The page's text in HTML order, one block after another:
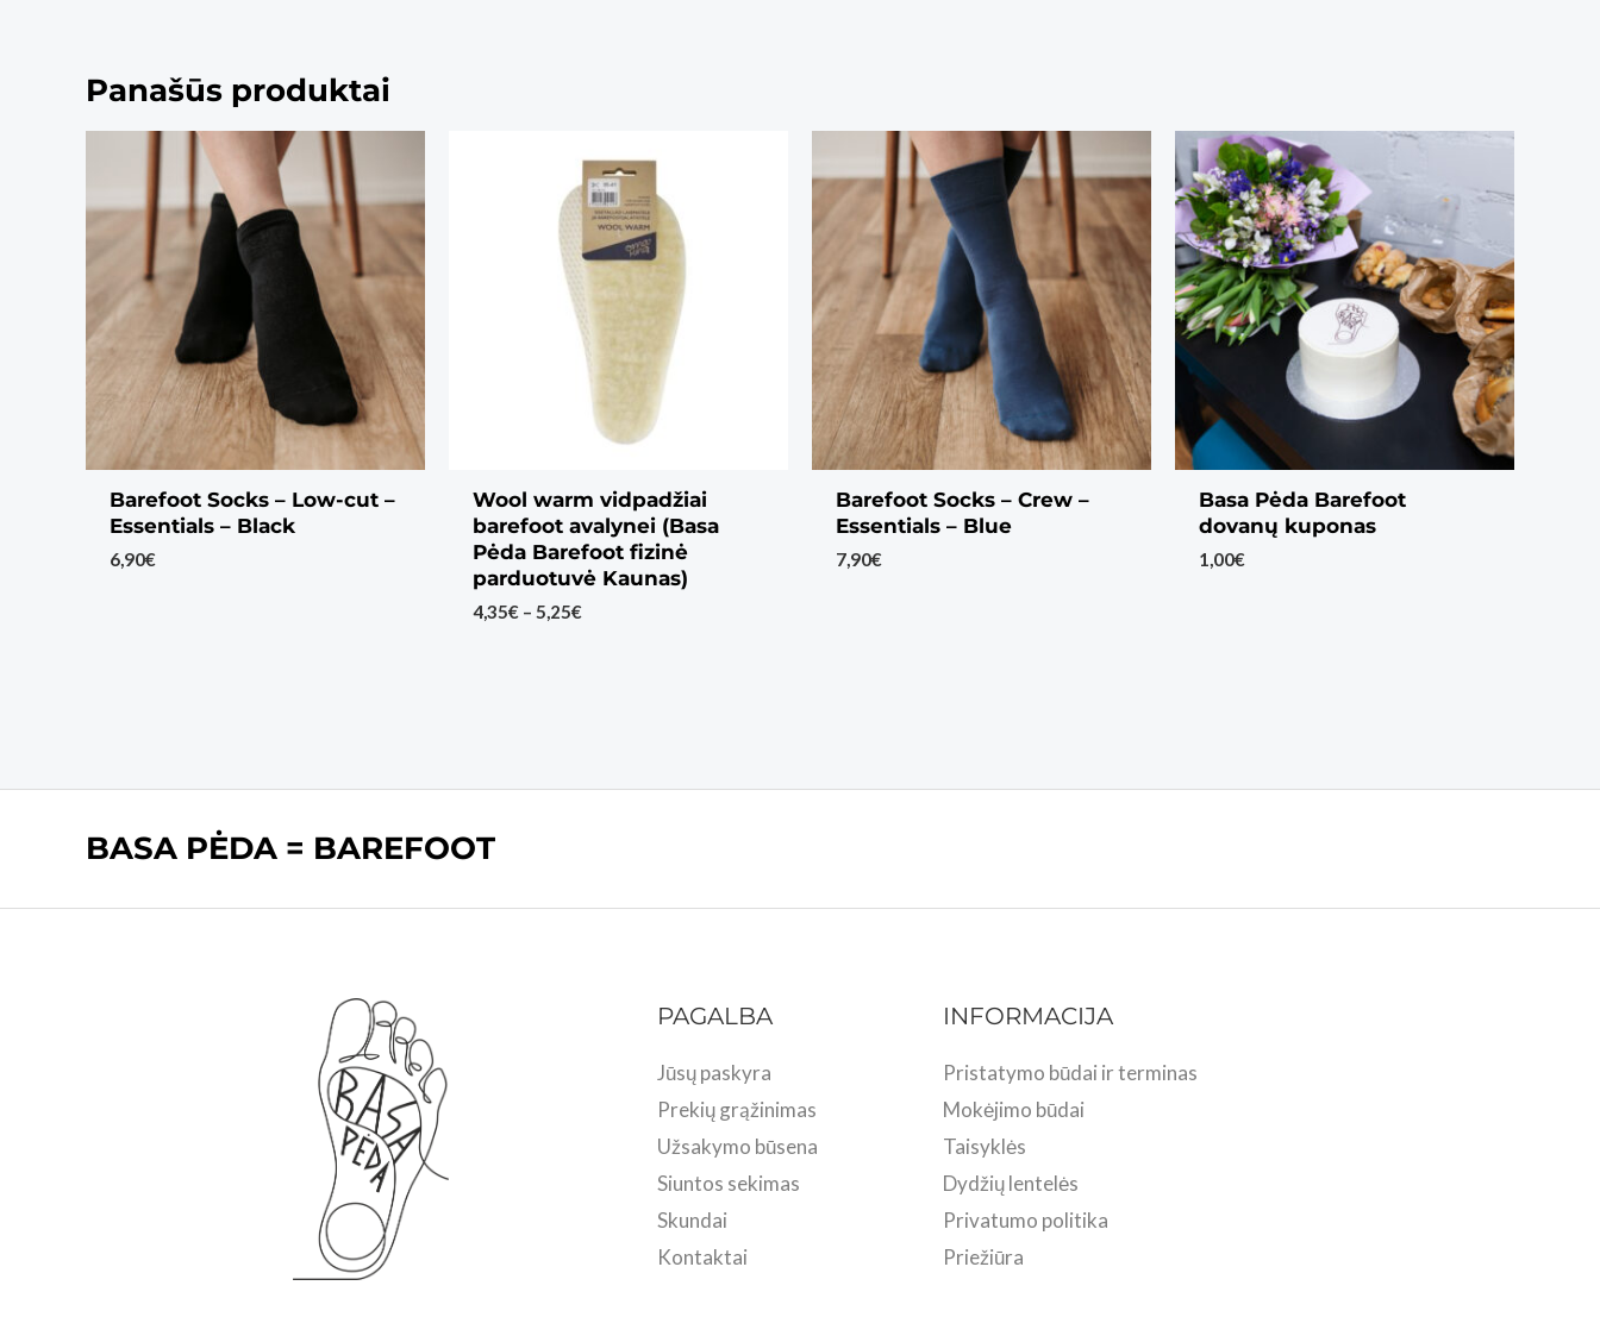
Panašūs produktai
Barefoot Socks – Low-cut –
Essentials – Black
6,90€
Wool warm vidpadžiai
barefoot avalynei (Basa
Pėda Barefoot fizinė
parduotuvė Kaunas)
4,35€ – 5,25€Price
Barefoot Socks – Crew –
Essentials – Blue
7,90€
Basa Pėda Barefoot
dovanų kuponas
1,00€
BASA PĖDA = BAREFOOT
PAGALBA
Jūsų paskyra
Prekių grąžinimas
Užsakymo būsena
Siuntos sekimas
Skundai
Kontaktai
INFORMACIJA
Pristatymo būdai ir terminas
Mokėjimo būdai
Taisyklės
Dydžių lentelės
Privatumo politika
Priežiūra